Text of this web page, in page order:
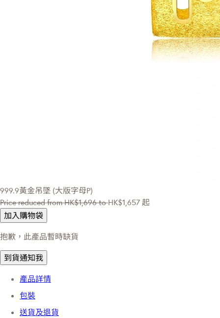
999.9黃金吊墜 (大版字母P)
Price reduced fromHK$1,696 toHK$1,657 起
加入購物袋
抱歉，此產品暫時缺貨
到貨通知我
產品詳情
包裝
送貨及退貨